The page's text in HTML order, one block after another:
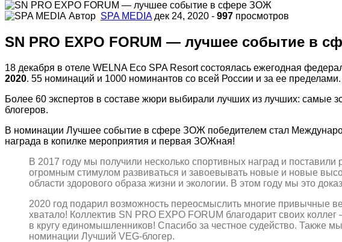
Автор SPA MEDIA дек 24, 2020 - 997 просмотров
SN PRO EXPO FORUM — лучшее событие в
18 декабря в отеле WELNA Eco SPA Resort состоялась ежегодная
2020. 55 номинаций и 1000 номинантов со всей России и за ее пределами.
Более 60 экспертов в составе жюри выбирали лучших из лучших:
блогеров.
В номинации Лучшее событие в сфере ЗОЖ победителем стал
награда в копилке мероприятия и первая ЗОЖная!
В 2017 году мы получили несколько спортивных наград и
огромным стимулом развиваться и завоевывать новые и новые
области здорового образа жизни и экологии. В этом году мы это
2020 год подарил возможность переосмыслить многие привычные
хватало! Коллектив SN PRO EXPO FORUM благодарит своих
в кругу единомышленников! Спасибо за честное судейство. Также
номинации Лучший VEG-блогер.